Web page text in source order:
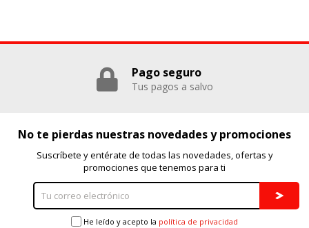
Pago seguro
Tus pagos a salvo
No te pierdas nuestras novedades y promociones
Suscríbete y entérate de todas las novedades, ofertas y
promociones que tenemos para ti
He leído y acepto la política de privacidad